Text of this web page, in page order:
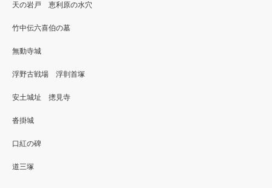
天の岩戸 恵利原の水穴
竹中伝六喜伯の墓
無動寺城
浮野古戦場 浮剕首塚
安土城址 摠見寺
沓掛城
口紅の碑
道三塚